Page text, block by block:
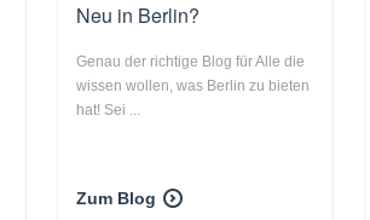
Neu in Berlin?
Genau der richtige Blog für Alle die
wissen wollen, was Berlin zu bieten
hat! Sei ...
Zum Blog